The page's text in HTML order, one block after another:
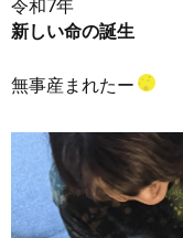
令和7年
新しい命の誕生
無事産まれたー